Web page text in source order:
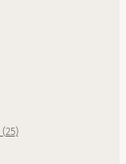
(25)